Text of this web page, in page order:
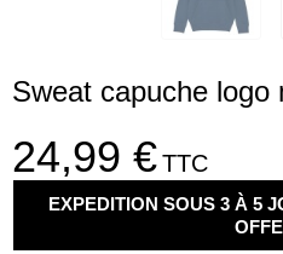
Sweat capuche logo
24,99 €TTC
EXPEDITION SOUS 3 À 5